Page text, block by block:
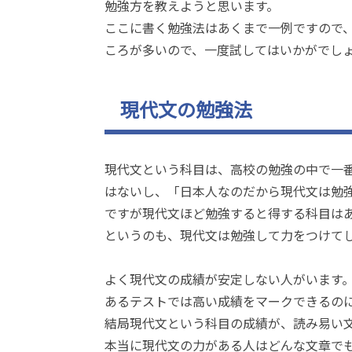
勉強方を教えようと思います。
ここに書く勉強法はあくまで一例ですの
ころが多いので、一度試してはいかがでし
現代文の勉強法
現代文という科目は、高校の勉強の中で一
はないし、「日本人なのだから現代文は
ですが現代文ほど勉強すると得する科目は
というのも、現代文は勉強して力をつけ
よく現代文の成績が安定しない人がいます
あるテストでは高い成績をマークできる
結局現代文という科目の成績が、読み易い
本当に現代文の力がある人はどんな文章で